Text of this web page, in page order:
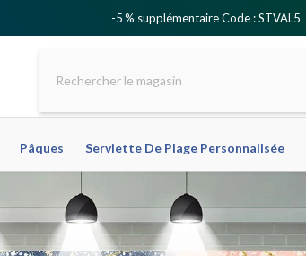
-5 % supplémentaire Code : STVAL5
Pâques Serviette De Plage Personnalisée